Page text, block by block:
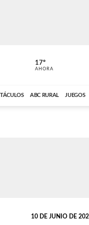
ABC CARDINAL
17º
AHORA
ABC RURAL JUEGOS
10 DE JUNIO DE